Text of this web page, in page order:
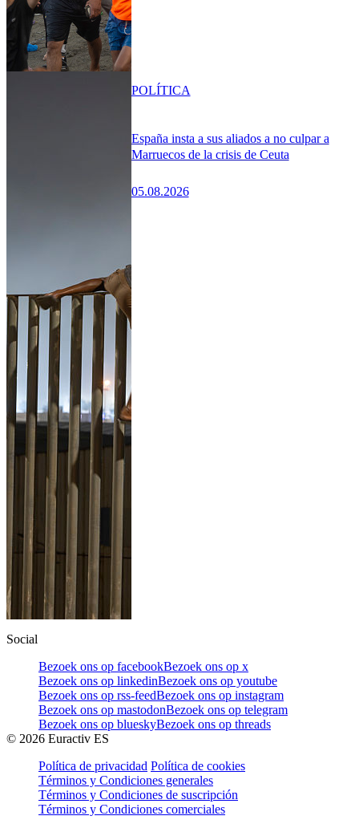
España insta a sus aliados a no culpar a
Marruecos de la crisis de Ceuta
05.08.2026
POLÍTICA
Social
Bezoek ons op facebookBezoek ons op x
Bezoek ons op linkedinBezoek ons op youtube
Bezoek ons op rss-feedBezoek ons op instagram
Bezoek ons op mastodonBezoek ons op telegram
Bezoek ons op blueskyBezoek ons op threads
© 2026 Euractiv ES
Política de privacidad Política de cookies
Términos y Condiciones generales
Términos y Condiciones de suscripción
Términos y Condiciones comerciales